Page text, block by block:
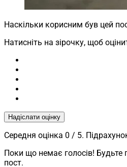
Наскільки корисним був цей
Натисніть на зірочку, щоб
Надіслати оцінку
Середня оцінка 0 / 5.
Поки що немає голосів! Будьте
пост.